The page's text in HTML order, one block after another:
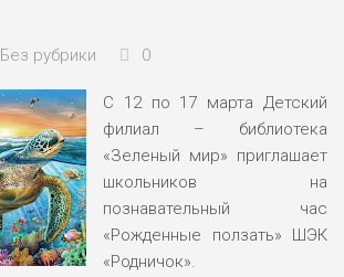
Без рубрики 0
С 12 по 17 марта Детский
филиал – библиотека
«Зеленый мир» приглашает
школьников на
познавательный час
«Рожденные ползать» ШЭК
«Родничок».